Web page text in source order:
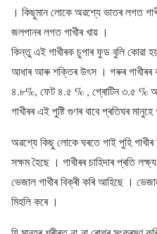
। কিছুমান লোকে অৱশ্যে ভাতৰ লগত
জলপানৰ লগত গাখীৰ খায় ।
কিন্তু এই গাখীৰক চুপাৰ ফুড বুলি কোৱা
আধাৰ আৰু শক্তিৰ উৎস । গৰুৰ গাখীৰৰ
৪.৮%, ফেট ৪.৫ % , প্ৰোটিন ৩.৫ %
গাখীৰৰ এই পুষ্টি গুণৰ বাবে প্ৰতিঘৰ
অৱশ্যে কিছু লোকে ঘৰতে গাই পুহি গাখীৰ
সক্ষম হৈছে । গাখীৰৰ চাহিদাৰ প্ৰতি
ভেজাল গাখীৰ বিক্ৰী কৰি আহিছে ।
মিহলি কৰে ।